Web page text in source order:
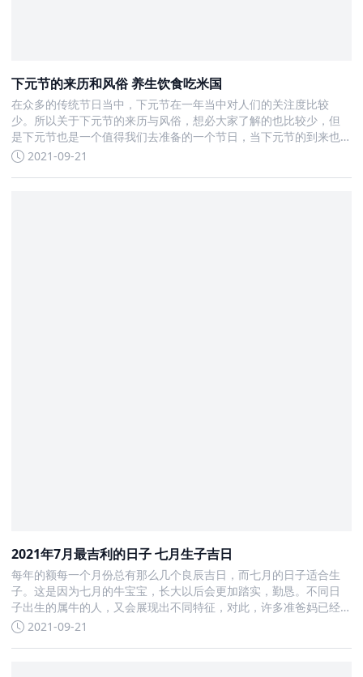
下元节的来历和风俗 养生饮食吃米国
在众多的传统节日当中，下元节在一年当中对人们的关注度比较
少。所以关于下元节的来历与风俗，想必大家了解的也比较少，但
是下元节也是一个值得我们去准备的一个节日，当下元节的到来也
许多的讲究需要我们去了解
2021-09-21
2021年7月最吉利的日子 七月生子吉日
每年的额每一个月份总有那么几个良辰吉日，而七月的日子适合生
子。这是因为七月的牛宝宝，长大以后会更加踏实，勤恳。不同日
子出生的属牛的人，又会展现出不同特征，对此，许多准爸妈已经
开始了紧张的准备
2021-09-21